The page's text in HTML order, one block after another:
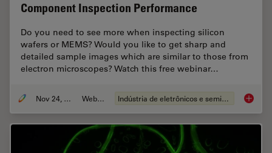
Component Inspection Performance
Do you need to see more when inspecting silicon
wafers or MEMS? Would you like to get sharp and
detailed sample images which are similar to those from
electron microscopes? Watch this free webinar…
Nov 24, 2021 Webinar Indústria de eletrônicos e semicondutores How to